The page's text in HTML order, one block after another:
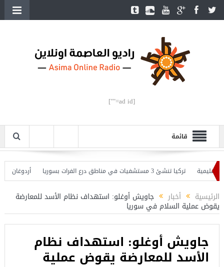
[ad id=""]
قائمة
تركيا تنشئ 3 مستشفيات في مناطق درع الفرات بسوريا
أردوغان يفتتح
الرئيسية أخبار جاويش أوغلو: استهداف نظام الأسد للمعارضة
يقوض عملية السلام في سوريا
جاويش أوغلو: استهداف نظام
الأسد للمعارضة يقوض عملية